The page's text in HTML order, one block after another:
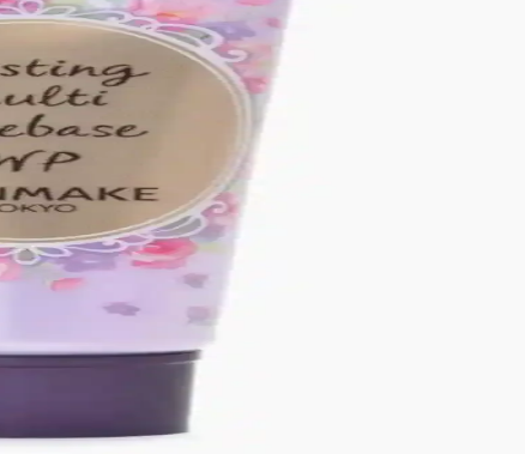
ve dudak uygulamalarında doğru renk ve teknikler
kullanımıyla kişiye özel uyarlanır. Bu yöntemler gözlerin
benzer, ancak paket avantajları ve üyelik ayrıcalıkları
İsim yerine numara kullanımı, ürünün sınırlı üretim ve
seçimi ve saç aksesuarlarıyla özgün bir tarz oluşturulur.